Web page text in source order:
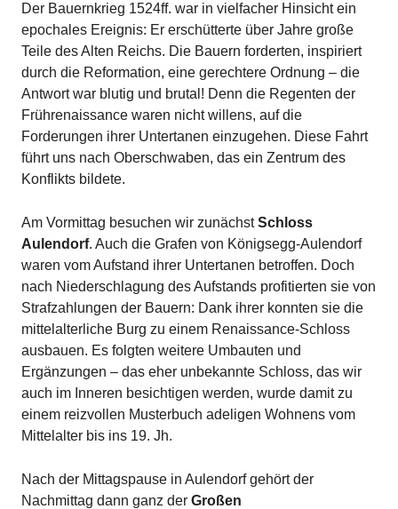
Der Bauernkrieg 1524ff. war in vielfacher Hinsicht ein
epochales Ereignis: Er erschütterte über Jahre große
Teile des Alten Reichs. Die Bauern forderten, inspiriert
durch die Reformation, eine gerechtere Ordnung – die
Antwort war blutig und brutal! Denn die Regenten der
Frührenaissance waren nicht willens, auf die
Forderungen ihrer Untertanen einzugehen. Diese Fahrt
führt uns nach Oberschwaben, das ein Zentrum des
Konflikts bildete.
Am Vormittag besuchen wir zunächstSchloss
Aulendorf. Auch die Grafen von Königsegg-Aulendorf
waren vom Aufstand ihrer Untertanen betroffen. Doch
nach Niederschlagung des Aufstands profitierten sie von
Strafzahlungen der Bauern: Dank ihrer konnten sie die
mittelalterliche Burg zu einem Renaissance-Schloss
ausbauen. Es folgten weitere Umbauten und
Ergänzungen – das eher unbekannte Schloss, das wir
auch im Inneren besichtigen werden, wurde damit zu
einem reizvollen Musterbuch adeligen Wohnens vom
Mittelalter bis ins 19. Jh.
Nach der Mittagspause in Aulendorf gehört der
Nachmittag dann ganz der Großen